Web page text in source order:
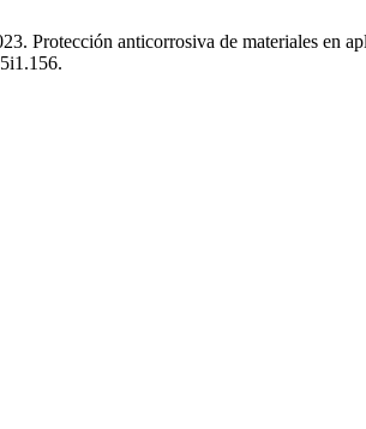
Protección anticorrosiva de materiales en